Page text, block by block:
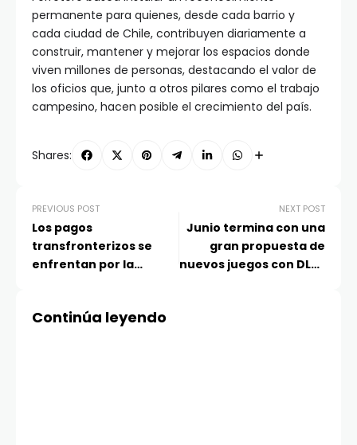
permanente para quienes, desde cada barrio y
cada ciudad de Chile, contribuyen diariamente a
construir, mantener y mejorar los espacios donde
viven millones de personas, destacando el valor de
los oficios que, junto a otros pilares como el trabajo
campesino, hacen posible el crecimiento del país.
Shares:
PREVIOUS POST
Los pagos
transfronterizos se
enfrentan por la
según investigación de
NEXT POST
Junio termina con una
gran propuesta de
nuevos juegos con DLSS
Continúa leyendo